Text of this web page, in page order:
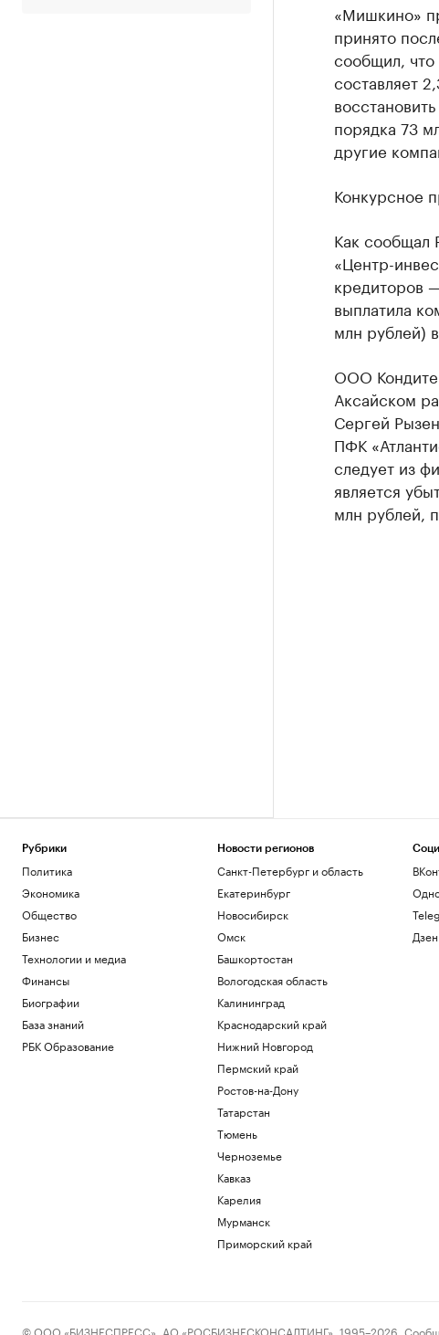
«Мишкино»
принято
сообщил,
составляет
порядка 73
другие
Конкурсное
Как сообщал
«Центр-
кредиторов
выплатила
млн рублей)
ООО
Аксайском
Сергей
ПФК
следует из
является
млн рублей,
Рубрики
Политика
Экономика
Общество
Бизнес
Технологии и медиа
Финансы
Биографии
База знаний
РБК Образование
Новости регионов
Санкт-Петербург и область
Екатеринбург
Новосибирск
Омск
Башкортостан
Вологодская область
Калининград
Краснодарский край
Нижний Новгород
Пермский край
Ростов-на-Дону
Татарстан
Тюмень
Черноземье
Кавказ
Карелия
Мурманск
Приморский край
Дзен
© ООО «БИЗНЕСПРЕСС», АО «РОСБИЗНЕСКОНСАЛТИНГ», 1995–2026.